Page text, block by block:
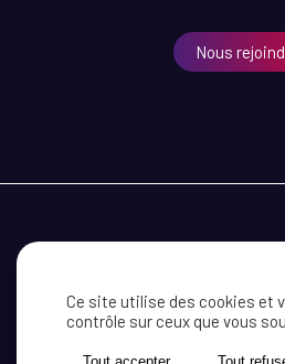
Nous
MENTIONS
Ce site utilise des cookies et
contrôle sur ceux que vous
Tout accepter Tout